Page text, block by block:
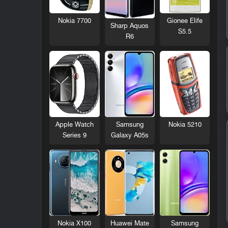
Gionee Elife
S5.5
Sharp Aquos
R6
Nokia 7700
Nokia 5210
Samsung
Galaxy A05s
Apple Watch
Series 9
Samsung
Huawei Mate
Nokia X100